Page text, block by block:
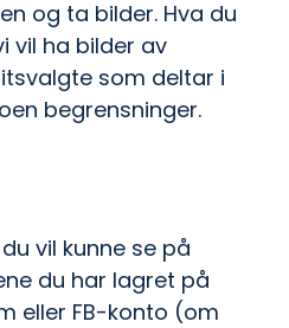
og ta bilder. Hva du
vil ha bilder av
som deltar i
begrensninger.
vil kunne se på
du har lagret på
eller FB-konto (om